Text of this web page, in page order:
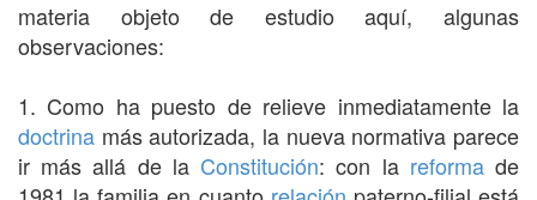
materia objeto de estudio aquí, algunas
observaciones:
1. Como ha puesto de relieve inmediatamente la
doctrina más autorizada, la nueva normativa parece
ir más allá de la Constitución: con la reformade